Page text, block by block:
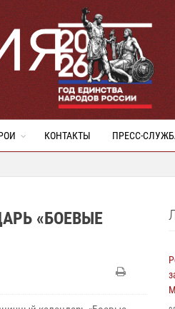
КОНТАКТЫ ПРЕСС-
«БОЕВЫЕ